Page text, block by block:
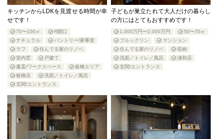
キッチンからLDKを見渡せる時間が幸
せです！
70〜100㎡
R開口
ナチュラル
パントリー/家事室
ラフ
住んでる家のリノベ
室内窓
戸建て
書斎/ワークスペース
板橋エリア
板橋店
洗面／トイレ／風呂
玄関/エントランス
子どもが巣立たれて大人だけの暮らし
の方にはとてもおすすめです！
1,000万円〜2,000万円
50〜70㎡
ブルックリン
マンション
住んでる家のリノベ
収納
洗面／トイレ／風呂
浦和店
玄関/エントランス